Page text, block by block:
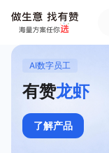
有赞产品中
AI数字员工
有赞龙虾
了解产品